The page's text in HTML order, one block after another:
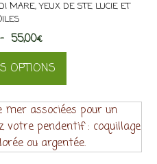
MARE, YEUX DE STE LUCIE ET
– 55,00€Plage
de
prix :
31,00€
à
55,00€
OPTIONS
produit
a
plusieurs